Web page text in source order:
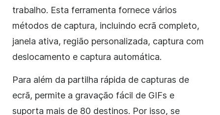
trabalho. Esta ferramenta fornece vários
métodos de captura, incluindo ecrã completo,
janela ativa, região personalizada, captura com
deslocamento e captura automática.
Para além da partilha rápida de capturas de
ecrã, permite a gravação fácil de GIFs e
suporta mais de 80 destinos. Por isso, se